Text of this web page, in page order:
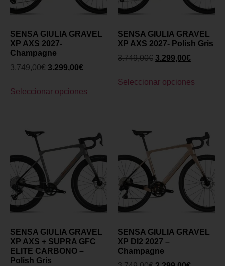
SENSA GIULIA GRAVEL
XP AXS 2027-
Champagne
3.749,00€ 3.299,00€
Seleccionar opciones
SENSA GIULIA GRAVEL
XP AXS 2027- Polish Gris
3.749,00€ 3.299,00€
Seleccionar opciones
SENSA GIULIA GRAVEL
XP AXS + SUPRA GFC
ELITE CARBONO –
Polish Gris
SENSA GIULIA GRAVEL
XP DI2 2027 –
Champagne